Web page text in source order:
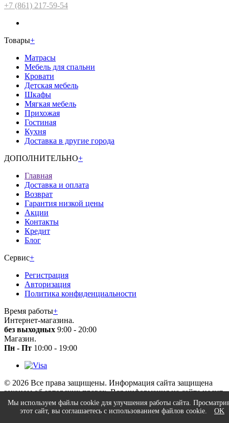
Мы используем файлы cookie для улучшения работы сайта.
этот сайт, вы соглашаетесь с использованием файлов cookie.
OK
+7 (861) 217-59-54
Товары+
Матрасы
Мебель для спальни
Кровати
Детская мебель
Шкафы
Мягкая мебель
Прихожая
Гостиная
Кухня
Доставка в другие города
ДОПОЛНИТЕЛЬНО+
Главная
Доставка и оплата
Возврат
Гарантия низкой цены
Акции
Контакты
Кредит
Блог
Сервис+
Регистрация
Авторизация
Политика конфиденциальности
Время работы+
Интернет-магазина.
без выходных 9:00 - 20:00
Магазин.
Пн - Пт 10:00 - 19:00
© 2026 Все права защищены. Информация сайта защищена
законом об авторских правах. Вся информация на сайте носит
справочный характер и не является публичной офертой.